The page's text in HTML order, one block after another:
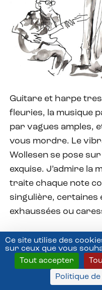
Ce site utilise des
sur ceux que vous
Tout accepter
Politique
Guitare et harpe
fleuries, la musique
par vagues amples,
vous mordre. Le
Wollesen se pose
exquise. J’admire la
traite chaque note
singulière, certaines
exhaussées ou
Jack Quartet avec
Wulliman (violon),
(violon alto), Jay